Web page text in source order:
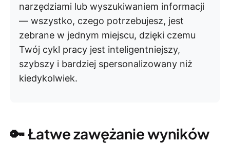
narzędziami lub wyszukiwaniem informacji
— wszystko, czego potrzebujesz, jest
zebrane w jednym miejscu, dzięki czemu
Twój cykl pracy jest inteligentniejszy,
szybszy i bardziej spersonalizowany niż
kiedykolwiek.
🔑 Łatwe zawężanie wyników